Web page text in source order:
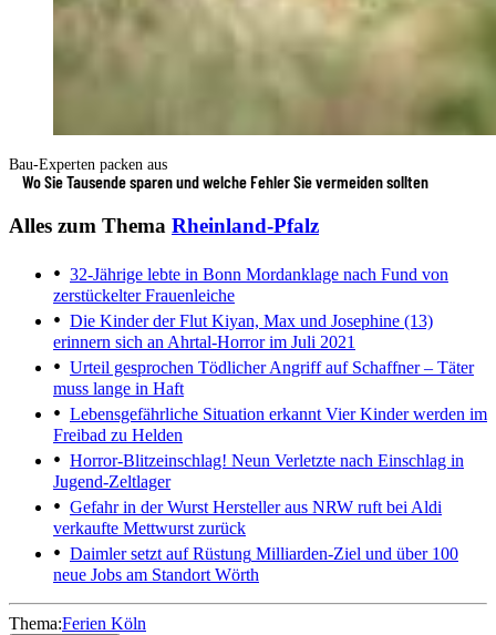
Bau-Experten packen aus
Wo Sie Tausende sparen und welche Fehler Sie vermeiden sollten
Alles zum Thema Rheinland-Pfalz
32-Jährige lebte in Bonn Mordanklage nach Fund von
zerstückelter Frauenleiche
Die Kinder der Flut Kiyan, Max und Josephine (13)
erinnern sich an Ahrtal-Horror im Juli 2021
Urteil gesprochen Tödlicher Angriff auf Schaffner – Täter
muss lange in Haft
Lebensgefährliche Situation erkannt Vier Kinder werden im
Freibad zu Helden
Horror-Blitzeinschlag! Neun Verletzte nach Einschlag in
Jugend-Zeltlager
Gefahr in der Wurst Hersteller aus NRW ruft bei Aldi
verkaufte Mettwurst zurück
Daimler setzt auf Rüstung Milliarden-Ziel und über 100
neue Jobs am Standort Wörth
Thema:Ferien Köln